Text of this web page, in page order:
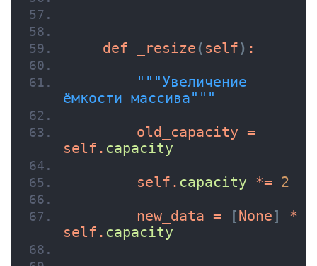
    def
_resize ( self) :
"" "Увеличение
ёмкости массива" ""
        old_capacity =
self. capacity
        self.
capacity *= 2
        new_data =
[ None]
*
self. capacity